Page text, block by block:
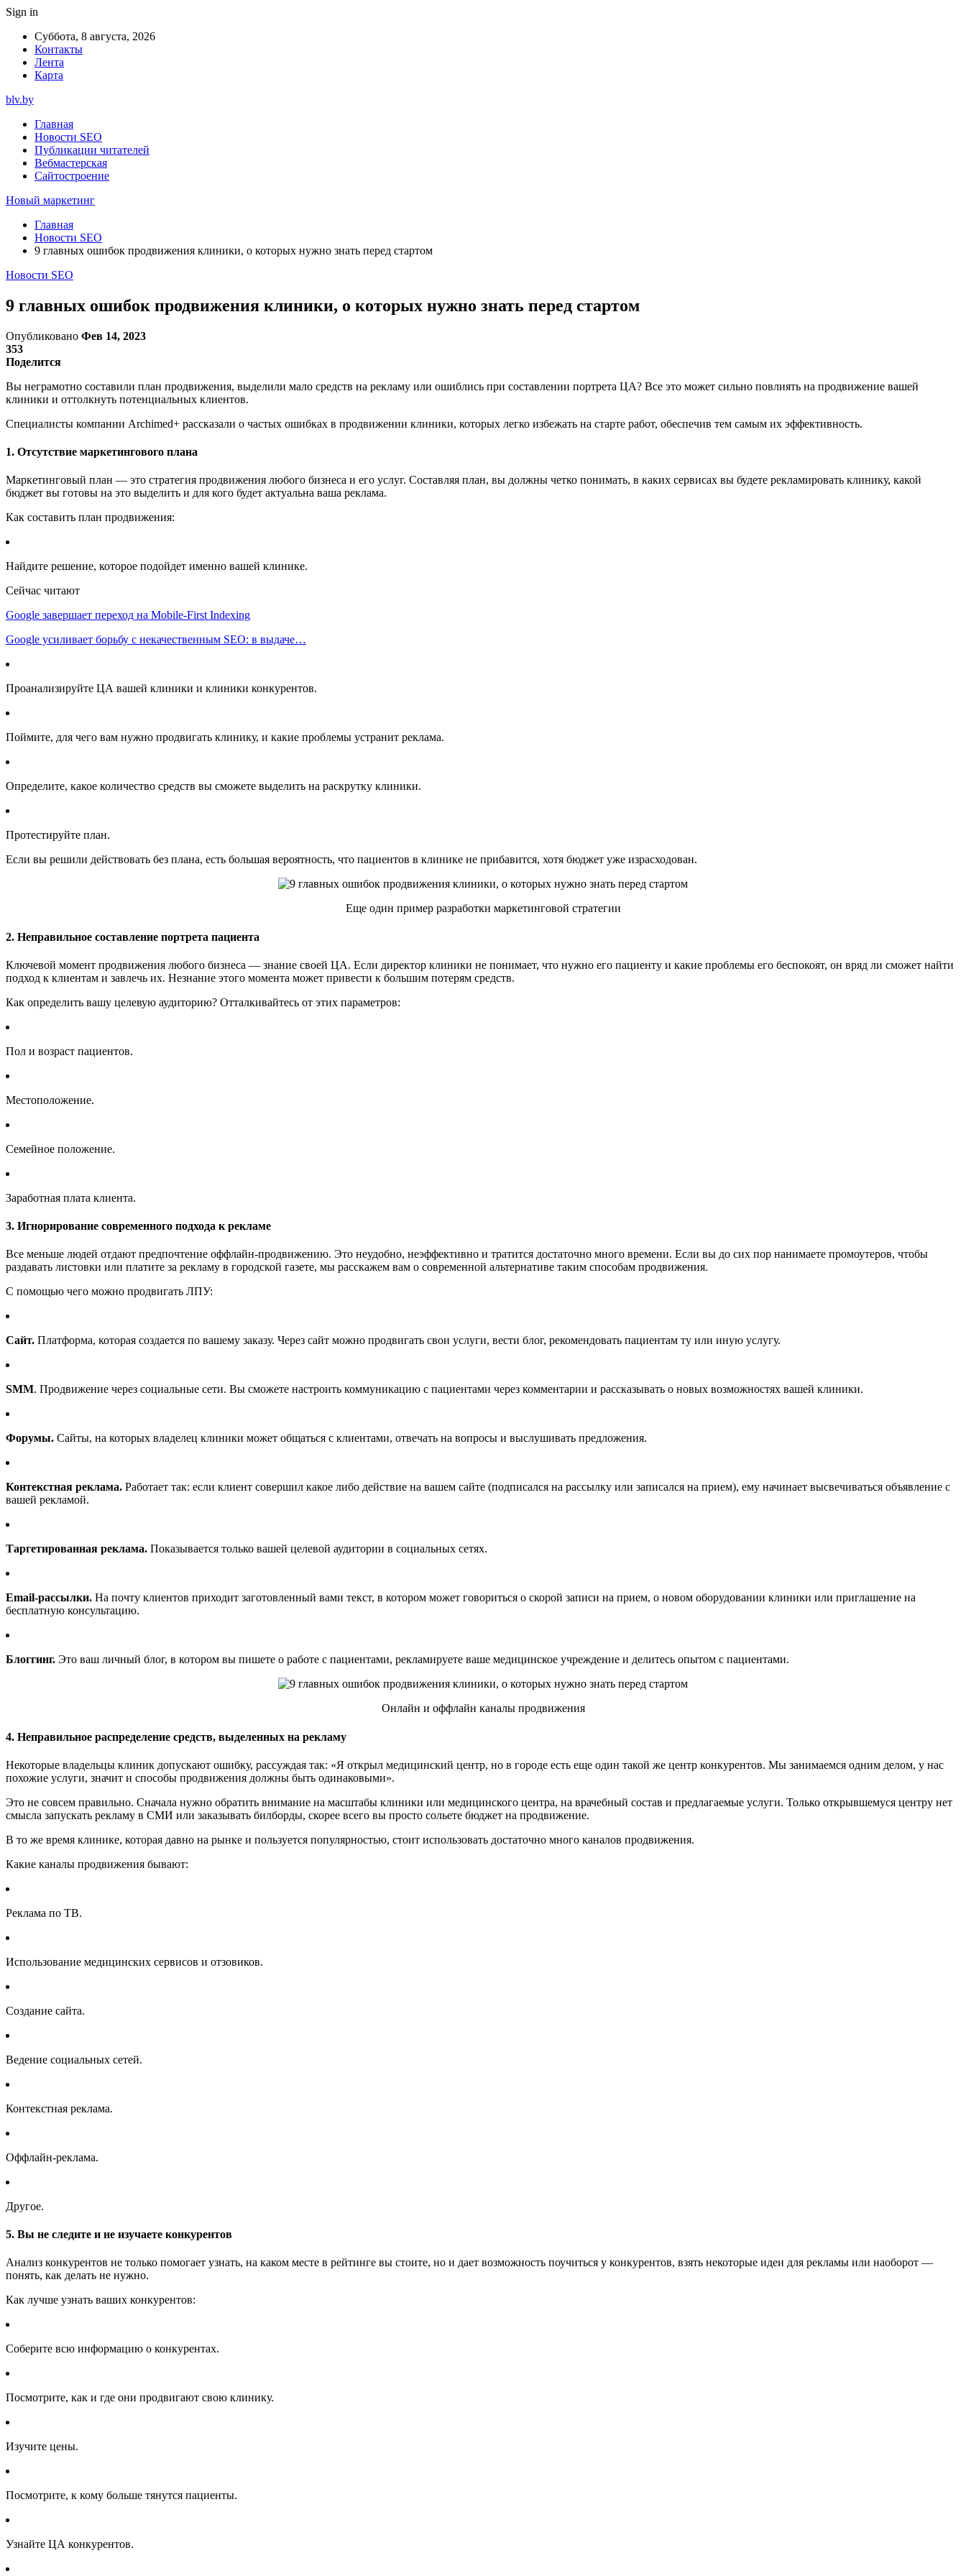
Sign in
Суббота, 8 августа, 2026
Контакты
Лента
Карта
blv.by
Главная
Новости SEO
Публикации читателей
Вебмастерская
Сайтостроение
Новый маркетинг
Главная
Новости SEO
9 главных ошибок продвижения клиники, о которых нужно знать перед стартом
Новости SEO
9 главных ошибок продвижения клиники, о которых нужно знать перед стартом
Опубликовано Фев 14, 2023
353
Поделится
Вы неграмотно составили план продвижения, выделили мало средств на рекламу или ошиблись при составлении портрета ЦА? Все это может сильно повлиять на продвижение вашей
клиники и оттолкнуть потенциальных клиентов.
Специалисты компании Archimed+ рассказали о частых ошибках в продвижении клиники, которых легко избежать на старте работ, обеспечив тем самым их эффективность.
1. Отсутствие маркетингового плана
Маркетинговый план — это стратегия продвижения любого бизнеса и его услуг. Составляя план, вы должны четко понимать, в каких сервисах вы будете рекламировать клинику, какой
бюджет вы готовы на это выделить и для кого будет актуальна ваша реклама.
Как составить план продвижения:
Найдите решение, которое подойдет именно вашей клинике.
Сейчас читают
Google завершает переход на Mobile-First Indexing
Google усиливает борьбу с некачественным SEO: в выдаче…
Проанализируйте ЦА вашей клиники и клиники конкурентов.
Поймите, для чего вам нужно продвигать клинику, и какие проблемы устранит реклама.
Определите, какое количество средств вы сможете выделить на раскрутку клиники.
Протестируйте план.
Если вы решили действовать без плана, есть большая вероятность, что пациентов в клинике не прибавится, хотя бюджет уже израсходован.
Еще один пример разработки маркетинговой стратегии
2. Неправильное составление портрета пациента
Ключевой момент продвижения любого бизнеса — знание своей ЦА. Если директор клиники не понимает, что нужно его пациенту и какие проблемы его беспокоят, он вряд ли сможет найти
подход к клиентам и завлечь их. Незнание этого момента может привести к большим потерям средств.
Как определить вашу целевую аудиторию? Отталкивайтесь от этих параметров:
Пол и возраст пациентов.
Местоположение.
Семейное положение.
Заработная плата клиента.
3. Игнорирование современного подхода к рекламе
Все меньше людей отдают предпочтение оффлайн-продвижению. Это неудобно, неэффективно и тратится достаточно много времени. Если вы до сих пор нанимаете промоутеров, чтобы
раздавать листовки или платите за рекламу в городской газете, мы расскажем вам о современной альтернативе таким способам продвижения.
С помощью чего можно продвигать ЛПУ:
Сайт. Платформа, которая создается по вашему заказу. Через сайт можно продвигать свои услуги, вести блог, рекомендовать пациентам ту или иную услугу.
SMM. Продвижение через социальные сети. Вы сможете настроить коммуникацию с пациентами через комментарии и рассказывать о новых возможностях вашей клиники.
Форумы. Сайты, на которых владелец клиники может общаться с клиентами, отвечать на вопросы и выслушивать предложения.
Контекстная реклама. Работает так: если клиент совершил какое либо действие на вашем сайте (подписался на рассылку или записался на прием), ему начинает высвечиваться объявление с
вашей рекламой.
Таргетированная реклама. Показывается только вашей целевой аудитории в социальных сетях.
Email-рассылки. На почту клиентов приходит заготовленный вами текст, в котором может говориться о скорой записи на прием, о новом оборудовании клиники или приглашение на
бесплатную консультацию.
Блоггинг. Это ваш личный блог, в котором вы пишете о работе с пациентами, рекламируете ваше медицинское учреждение и делитесь опытом с пациентами.
Онлайн и оффлайн каналы продвижения
4. Неправильное распределение средств, выделенных на рекламу
Некоторые владельцы клиник допускают ошибку, рассуждая так: «Я открыл медицинский центр, но в городе есть еще один такой же центр конкурентов. Мы занимаемся одним делом, у нас
похожие услуги, значит и способы продвижения должны быть одинаковыми».
Это не совсем правильно. Сначала нужно обратить внимание на масштабы клиники или медицинского центра, на врачебный состав и предлагаемые услуги. Только открывшемуся центру нет
смысла запускать рекламу в СМИ или заказывать билборды, скорее всего вы просто сольете бюджет на продвижение.
В то же время клинике, которая давно на рынке и пользуется популярностью, стоит использовать достаточно много каналов продвижения.
Какие каналы продвижения бывают:
Реклама по ТВ.
Использование медицинских сервисов и отзовиков.
Создание сайта.
Ведение социальных сетей.
Контекстная реклама.
Оффлайн-реклама.
Другое.
5. Вы не следите и не изучаете конкурентов
Анализ конкурентов не только помогает узнать, на каком месте в рейтинге вы стоите, но и дает возможность поучиться у конкурентов, взять некоторые идеи для рекламы или наоборот —
понять, как делать не нужно.
Как лучше узнать ваших конкурентов:
Соберите всю информацию о конкурентах.
Посмотрите, как и где они продвигают свою клинику.
Изучите цены.
Посмотрите, к кому больше тянутся пациенты.
Узнайте ЦА конкурентов.